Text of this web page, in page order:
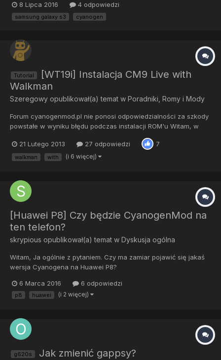
Czy warto zainstalować Cyanogena? Jak to zrobić? I ważne: jak
zachować jakoś stany z gier?
8 Lipca 2016 4 odpowiedzi
samsung galaxy s3 cyanogen
Tutorial
[WT19i] Instalacja CM9 Live with
Walkman
Szeregowy opublikował(a) temat w Poradniki, Romy i Mody
Forum cyanogenmod.pl nie ponosi odpowiedzialności za szkody
powstałe w wyniku błędu podczas instalacji ROM'u Witam, w
tym poradniku przedstawię wam jak zainstalować
CyanogenMod'a 9 na Live with Walkman Wymagania: -
Odblokowany bootloader -Sterowniki fastboot Potrzebne pliki: -
21 Lutego 2013 27 odpowiedzi 7
walkman with (i 6 więcej)
[Huawei P8] Czy będzie CyanogenMod na
ten telefon?
skrypious opublikował(a) temat w Dyskusja ogólna
Witam, Ja ogólnie z pytaniem. Czy ma zamiar pojawić się jakaś
wersja Cyanogena na Huawei P8?
6 Marca 2016 6 odpowiedzi
p8 huawei (i 2 więcej)
g620s Jak zmienić gappsy?